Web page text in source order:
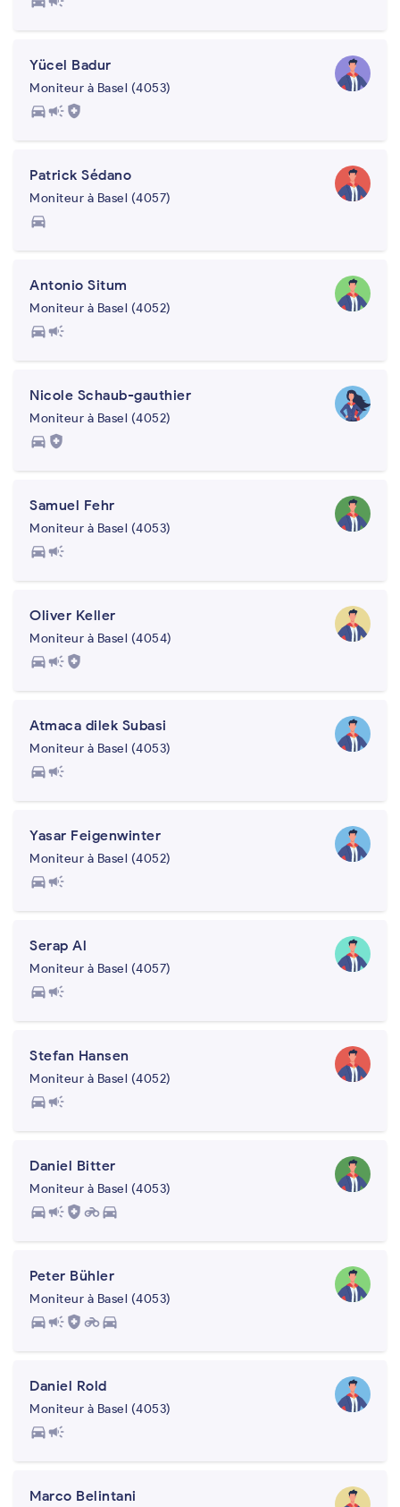
Yücel Badur
Moniteur à Basel (4053)
directions_carcampaign health_and_safety
Patrick Sédano
Moniteur à Basel (4057)
directions_car
Antonio Situm
Moniteur à Basel (4052)
directions_carcampaign
Nicole Schaub-gauthier
Moniteur à Basel (4052)
directions_car health_and_safety
Samuel Fehr
Moniteur à Basel (4053)
directions_carcampaign
Oliver Keller
Moniteur à Basel (4054)
directions_carcampaign health_and_safety
Atmaca dilek Subasi
Moniteur à Basel (4053)
directions_carcampaign
Yasar Feigenwinter
Moniteur à Basel (4052)
directions_carcampaign
Serap Al
Moniteur à Basel (4057)
directions_carcampaign
Stefan Hansen
Moniteur à Basel (4052)
directions_carcampaign
Daniel Bitter
Moniteur à Basel (4053)
directions_carcampaign health_and_safety motorcycledirections_car
Peter Bühler
Moniteur à Basel (4053)
directions_carcampaign health_and_safety motorcycledirections_car
Daniel Rold
Moniteur à Basel (4053)
directions_carcampaign
Marco Belintani